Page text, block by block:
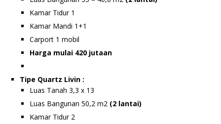
Kamar Tidur 1
Kamar Mandi 1+1
Carport 1 mobil
Harga mulai 420 jutaan
Tipe Quartz Livin :
Luas Tanah 3,3 x 13
Luas Bangunan 50,2 m2 (2 lantai)
Kamar Tidur 2